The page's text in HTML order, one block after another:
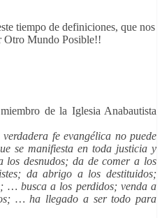
tiempo de definiciones, que nos
Otro Mundo Posible!!
de la Iglesia Anabautista
verdadera fe evangélica no puede
se manifiesta en toda justicia y
desnudos; da de comer a los
da abrigo a los destituidos;
… busca a los perdidos; venda a
… ha llegado a ser todo para